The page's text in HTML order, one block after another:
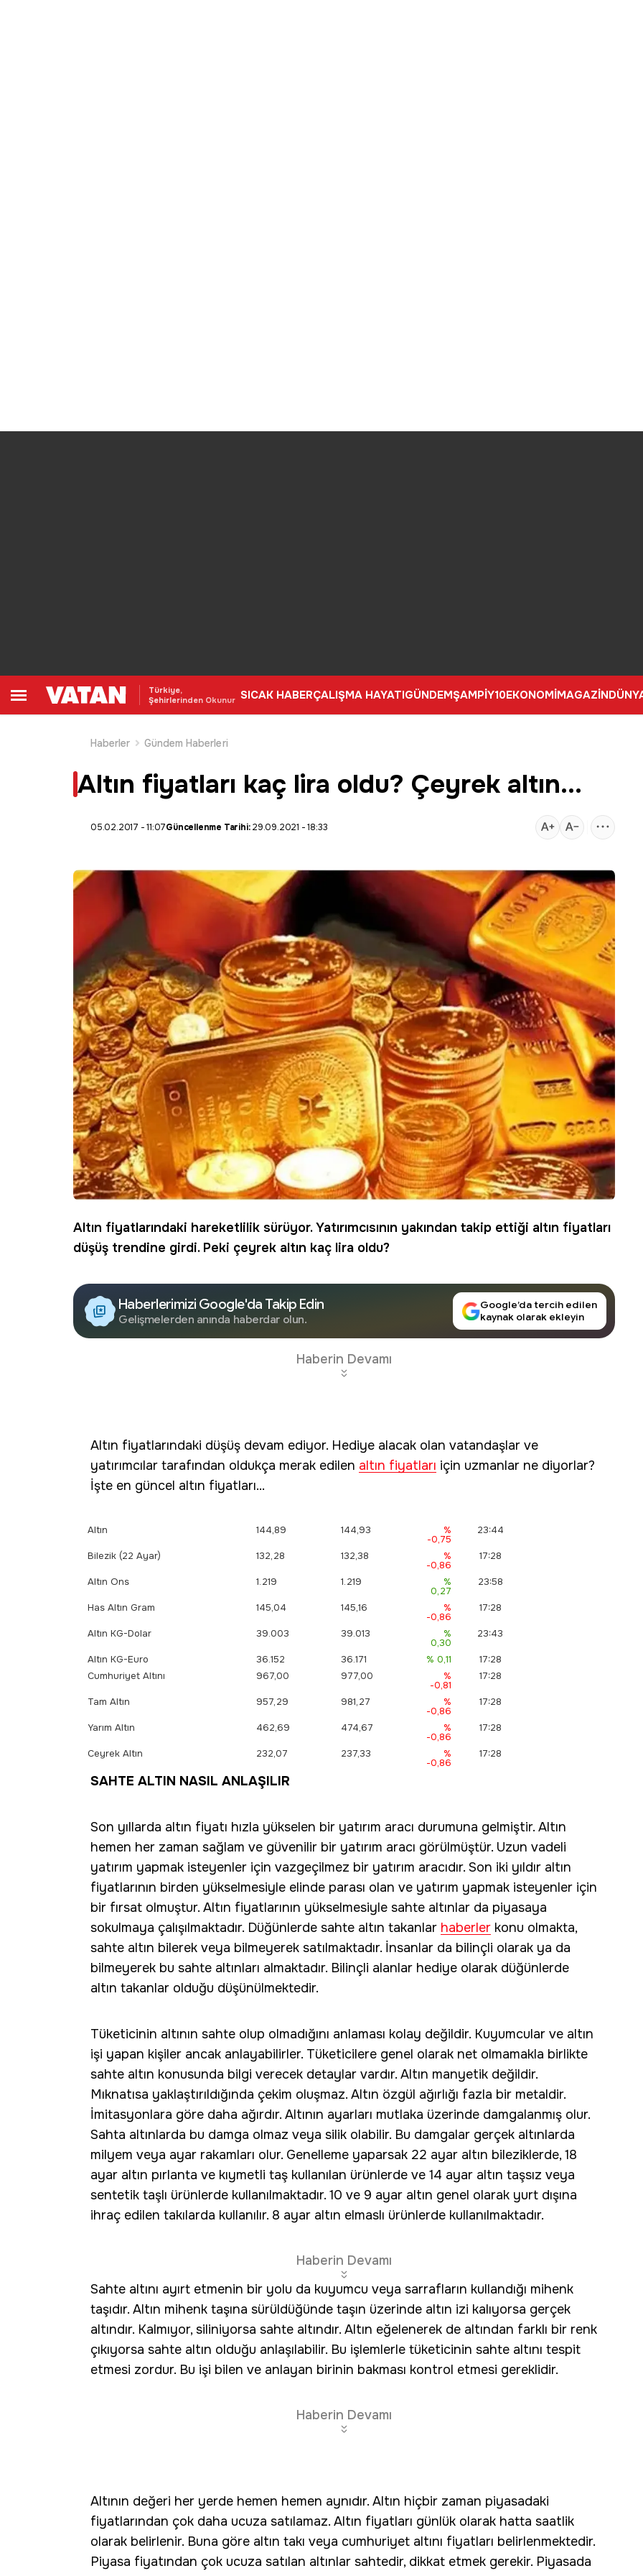
Türkiye,
Şehirlerinden Okunur SICAK HABERÇALIŞMA HAYATIGÜNDEMŞAMPİY10EKONOMİMAGAZİN
Haberler
Gündem Haberleri
Altın fiyatları kaç lira oldu? Çeyrek altın...
05.02.2017 - 11:07Güncellenme Tarihi:29.09.2021 - 18:33
Altın fiyatlarındaki hareketlilik sürüyor. Yatırımcısının yakından takip ettiği altın fiyatları
düşüş trendine girdi. Peki çeyrek altın kaç lira oldu?
Haberlerimizi Google'da Takip Edin
Gelişmelerden anında haberdar olun.
Google’da tercih edilen
kaynak olarak ekleyin
Haberin Devamı
Altın fiyatlarındaki düşüş devam ediyor. Hediye alacak olan vatandaşlar ve
yatırımcılar tarafından oldukça merak edilen altın fiyatları için uzmanlar ne diyorlar?
İşte en güncel altın fiyatları...
Altın 144,89 144,93 %
-0,75
23:44
Bilezik (22 Ayar) 132,28 132,38 %
-0,86
17:28
Altın Ons 1.219 1.219 %
0,27
23:58
Has Altın Gram 145,04 145,16 %
-0,86
17:28
Altın KG-Dolar 39.003 39.013 %
0,30
23:43
Altın KG-Euro 36.152 36.171 % 0,11
17:28
Cumhuriyet Altını
967,00 977,00 %
-0,81
17:28
Tam Altın 957,29 981,27 %
-0,86
17:28
Yarım Altın 462,69 474,67 %
-0,86
17:28
Ceyrek Altın 232,07 237,33 %
-0,86
17:28
SAHTE ALTIN NASIL ANLAŞILIR
Son yıllarda altın fiyatı hızla yükselen bir yatırım aracı durumuna gelmiştir. Altın
hemen her zaman sağlam ve güvenilir bir yatırım aracı görülmüştür. Uzun vadeli
yatırım yapmak isteyenler için vazgeçilmez bir yatırım aracıdır. Son iki yıldır altın
fiyatlarının birden yükselmesiyle elinde parası olan ve yatırım yapmak isteyenler için
bir fırsat olmuştur. Altın fiyatlarının yükselmesiyle sahte altınlar da piyasaya
sokulmaya çalışılmaktadır. Düğünlerde sahte altın takanlar haberler konu olmakta,
sahte altın bilerek veya bilmeyerek satılmaktadır. İnsanlar da bilinçli olarak ya da
bilmeyerek bu sahte altınları almaktadır. Bilinçli alanlar hediye olarak düğünlerde
altın takanlar olduğu düşünülmektedir.
Tüketicinin altının sahte olup olmadığını anlaması kolay değildir. Kuyumcular ve altın
işi yapan kişiler ancak anlayabilirler. Tüketicilere genel olarak net olmamakla birlikte
sahte altın konusunda bilgi verecek detaylar vardır. Altın manyetik değildir.
Mıknatısa yaklaştırıldığında çekim oluşmaz. Altın özgül ağırlığı fazla bir metaldir.
İmitasyonlara göre daha ağırdır. Altının ayarları mutlaka üzerinde damgalanmış olur.
Sahta altınlarda bu damga olmaz veya silik olabilir. Bu damgalar gerçek altınlarda
milyem veya ayar rakamları olur. Genelleme yaparsak 22 ayar altın bileziklerde, 18
ayar altın pırlanta ve kıymetli taş kullanılan ürünlerde ve 14 ayar altın taşsız veya
sentetik taşlı ürünlerde kullanılmaktadır. 10 ve 9 ayar altın genel olarak yurt dışına
ihraç edilen takılarda kullanılır. 8 ayar altın elmaslı ürünlerde kullanılmaktadır.
Haberin Devamı
Sahte altını ayırt etmenin bir yolu da kuyumcu veya sarrafların kullandığı mihenk
taşıdır. Altın mihenk taşına sürüldüğünde taşın üzerinde altın izi kalıyorsa gerçek
altındır. Kalmıyor, siliniyorsa sahte altındır. Altın eğelenerek de altından farklı bir renk
çıkıyorsa sahte altın olduğu anlaşılabilir. Bu işlemlerle tüketicinin sahte altını tespit
etmesi zordur. Bu işi bilen ve anlayan birinin bakması kontrol etmesi gereklidir.
Haberin Devamı
Altının değeri her yerde hemen hemen aynıdır. Altın hiçbir zaman piyasadaki
fiyatlarından çok daha ucuza satılamaz. Altın fiyatları günlük olarak hatta saatlik
olarak belirlenir. Buna göre altın takı veya cumhuriyet altını fiyatları belirlenmektedir.
Piyasa fiyatından çok ucuza satılan altınlar sahtedir, dikkat etmek gerekir. Piyasada